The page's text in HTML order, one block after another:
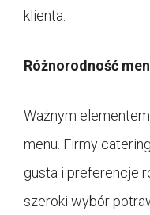
klienta.
Różnorodność
Ważnym
menu. Firmy
gusta i preferencje
szeroki wybór